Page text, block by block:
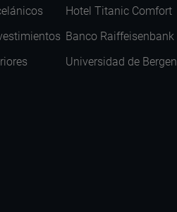
Hotel Titanic Comfort
Banco Raiffeisenbank
Universidad de Bergen